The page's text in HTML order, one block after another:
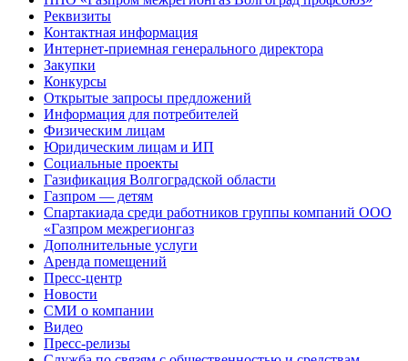
Реквизиты
Контактная информация
Интернет-приемная генерального директора
Закупки
Конкурсы
Открытые запросы предложений
Информация для потребителей
Физическим лицам
Юридическим лицам и ИП
Социальные проекты
Газификация Волгоградской области
Газпром — детям
Спартакиада среди работников группы компаний ООО
«Газпром межрегионгаз
Дополнительные услуги
Аренда помещений
Пресс-центр
Новости
СМИ о компании
Видео
Пресс-релизы